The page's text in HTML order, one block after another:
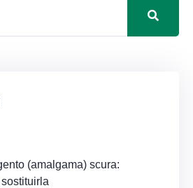
(amalgama) scura: